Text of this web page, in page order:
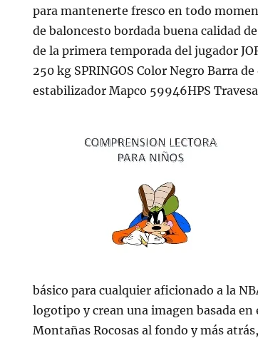
para mantenerte fresco en todo
de baloncesto bordada buena calidad
de la primera temporada del jugador
250 kg SPRINGOS Color Negro Barra
estabilizador Mapco 59946HPS
básico para cualquier aficionado a la
logotipo y crean una imagen basada
Montañas Rocosas al fondo y más